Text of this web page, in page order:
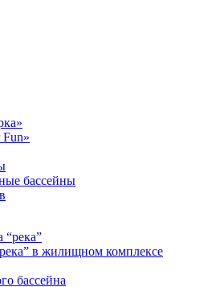
Fun»
бассейны
в жилищном комплексе